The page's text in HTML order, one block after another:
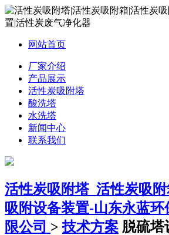
网站首页
厂家介绍
产品展示
活性炭吸附塔
酸洗塔
水洗塔
新闻中心
联系我们
活性炭吸附塔_活性炭吸
吸附设备装置-山东永蓝
限公司 >技术方案 脱硫塔